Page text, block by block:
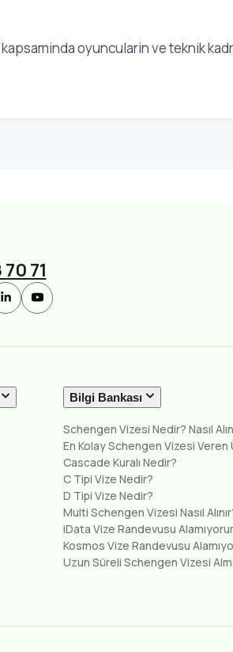
oyuncularin ve teknik
71
Bilgi Bankası
Schengen Vizesi Nedir? Nasıl
En Kolay Schengen Vizesi Veren
Cascade Kuralı Nedir?
C Tipi Vize Nedir?
D Tipi Vize Nedir?
Multi Schengen Vizesi Nasıl
iData Vize Randevusu
Kosmos Vize Randevusu
Uzun Süreli Schengen Vizesi